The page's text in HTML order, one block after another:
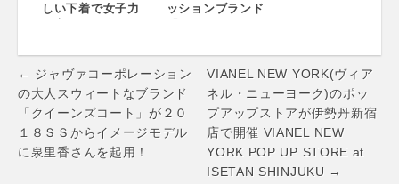
しい下着で女子力
年！YUMMY
MARTが2018年春
の「ピンクのブ
ラ」コレクション
を発売。
ッションブランド
ショーに初登場
Post
navigation
← ジャヴァコーポレーション
の大人スウィートなブランド
「クイーンズコート」が２０
１８ＳＳからイメージモデル
に泉里香さんを起用！
VIANEL NEW YORK(ヴィア
ネル・ニューヨーク)のポッ
プアップストアが伊勢丹新宿
店で開催 VIANEL NEW
YORK POP UP STORE at
ISETAN SHINJUKU →